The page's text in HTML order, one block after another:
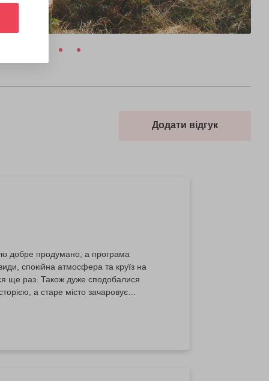
Додати відгук
добре продумано, а програма
спокійна атмосфера та круїз на
ще раз. Також дуже сподобалися
а старе місто зачаровує